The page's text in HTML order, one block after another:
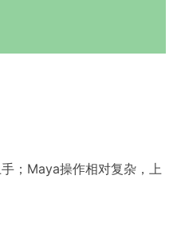
；Maya操作相对复杂，上